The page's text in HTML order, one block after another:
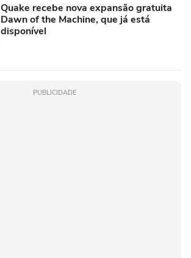
Quake recebe nova expansão gratuita
Dawn of the Machine, que já está
disponível
PUBLICIDADE